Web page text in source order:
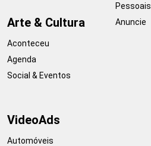
Arte & Cultura
Aconteceu
Agenda
Social & Eventos
Pessoais
Anuncie
VideoAds
Automóveis